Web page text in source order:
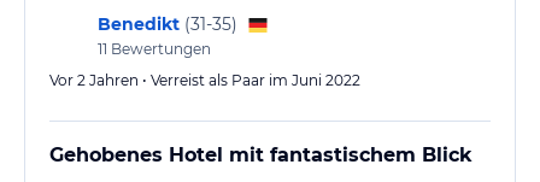
Benedikt (31-35)
11 Bewertungen
Vor 2 Jahren • Verreist als Paar im Juni 2022
Gehobenes Hotel mit fantastischem Blick